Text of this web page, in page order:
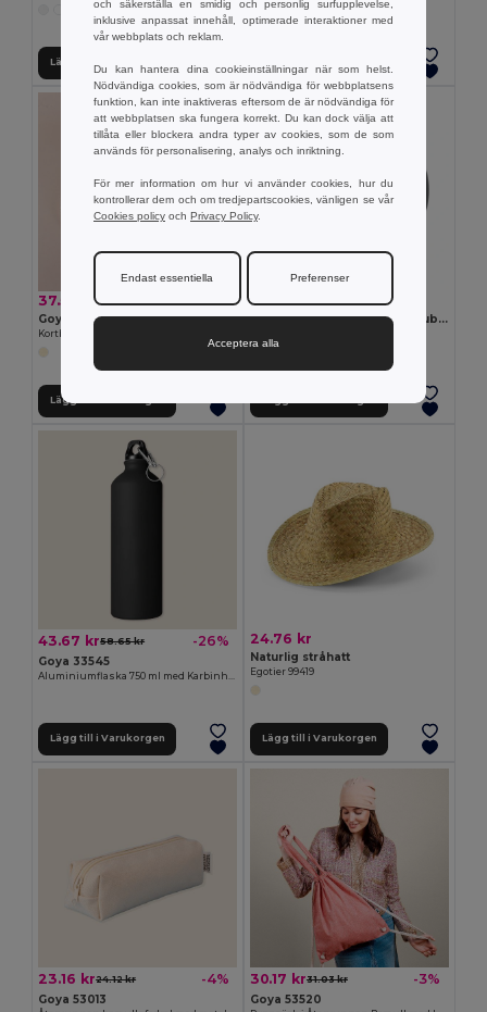
+1 Färger
Lägg till i Varukorgen
+20 Färger
37.51 kr
Goya 38055
Lägg till i Varukorgen
35.70 kr
Keramikmugg idealisk för sublimering
43.67 kr58.65 kr -26%
Goya 33545
Lägg till i Varukorgen
24.76 kr
Naturlig stråhatt
Egotier 99419
Lägg till i Varukorgen
23.16 kr24.12 kr -4%
Goya 53013
30.17 kr31.03 kr -3%
Goya 53520
och säkerställa en smidig och personlig surfupplevelse,
inklusive anpassat innehåll, optimerade interaktioner med
vår webbplats och reklam.
Du kan hantera dina cookieinställningar när som helst.
Nödvändiga cookies, som är nödvändiga för webbplatsens
funktion, kan inte inaktiveras eftersom de är nödvändiga för
att webbplatsen ska fungera korrekt. Du kan dock välja att
tillåta eller blockera andra typer av cookies, som de som
används för personalisering, analys och inriktning.
För mer information om hur vi använder cookies, hur du
kontrollerar dem och om tredjepartscookies, vänligen se vår
Cookies policy och Privacy Policy.
Endast essentiella Preferenser
Acceptera alla